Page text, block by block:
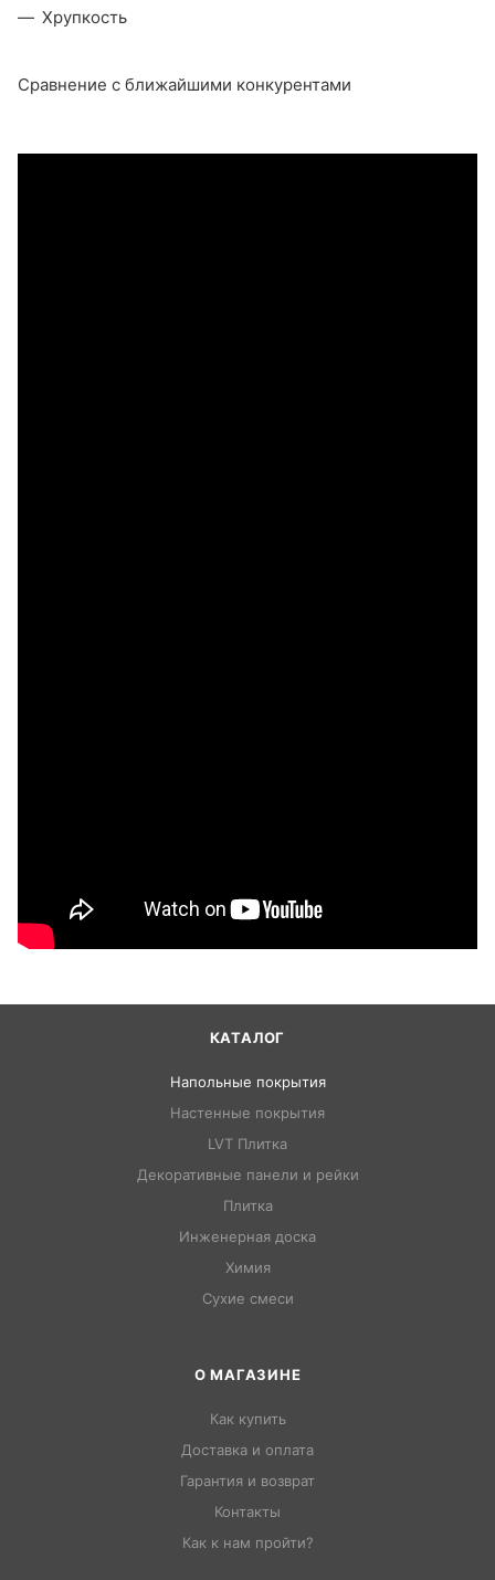
Хрупкость
Сравнение с ближайшими конкурентами
КАТАЛОГ
Напольные покрытия
Настенные покрытия
LVT Плитка
Декоративные панели и рейки
Плитка
Инженерная доска
Химия
Сухие смеси
О МАГАЗИНЕ
Как купить
Доставка и оплата
Гарантия и возврат
Контакты
Как к нам пройти?